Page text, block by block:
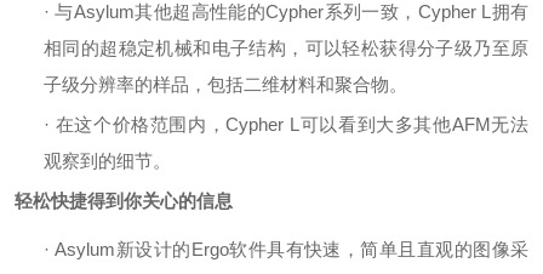
·与Asylum其他超高性能的Cypher系列一致，Cypher L拥有
相同的超稳定机械和电子结构，可以轻松获得分子级乃至原
子级分辨率的样品，包括二维材料和聚合物。
· 在这个价格范围内，Cypher L可以看到大多其他AFM无法
观察到的细节。
轻松快捷得到你关心的信息
·Asylum新设计的Ergo软件具有快速，简单且直观的图像采